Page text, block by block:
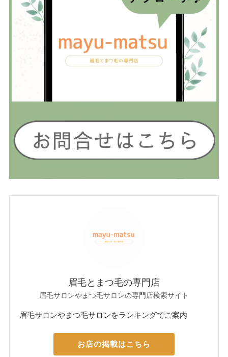
眉毛とまつ毛の専門店
眉毛サロンやまつ毛サロンの専門店検索サイト
眉毛サロンやまつ毛サロンをランキングでご案内
お店の掲載はこちら